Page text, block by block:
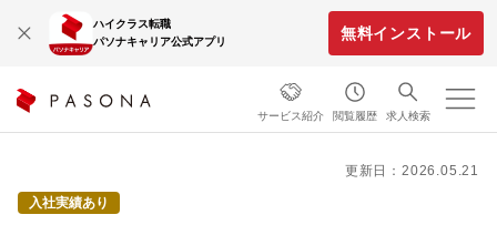
ハイクラス転職
パソナキャリア公式アプリ
無料インストール
サービス紹介 閲覧履歴 求人検索
更新日：2026.05.21
入社実績あり